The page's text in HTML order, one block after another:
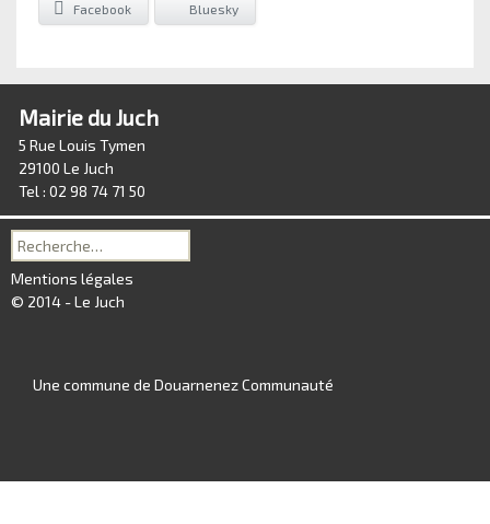
Facebook Bluesky
Mairie du Juch
5 Rue Louis Tymen
29100 Le Juch
Tel : 02 98 74 71 50
Recherche
pour :
Mentions légales
© 2014 - Le Juch
Une commune de Douarnenez Communauté